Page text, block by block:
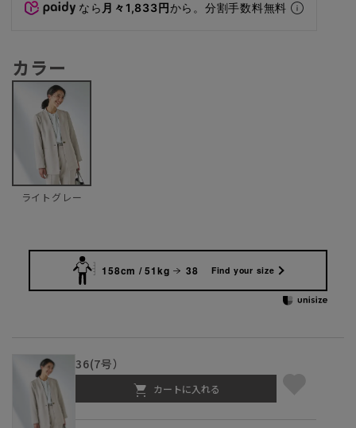
なら 月々1,833円から。分割手数料無料
カラー
ライトグレー
158cm / 51kg 38 Find your size
36(7号）
カートに入れる